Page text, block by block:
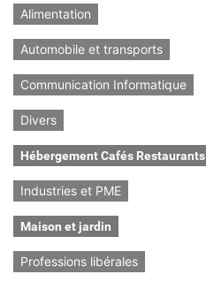
Alimentation
Automobile et transports
Communication Informatique
Divers
Hébergement Cafés Restaurants
Industries et PME
Maison et jardin
Professions libérales